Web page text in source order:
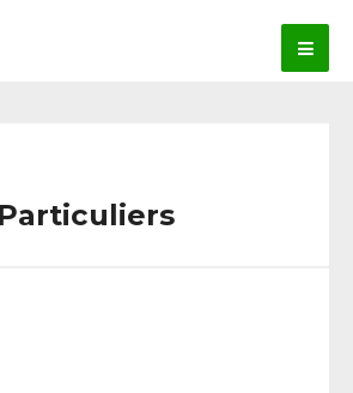
Particuliers